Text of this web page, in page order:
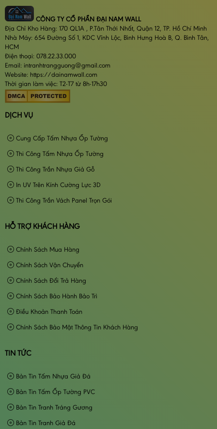
CÔNG TY CỔ PHẦN ĐẠI NAM WALL
Địa Chỉ Kho Hàng: 170 QL1A , P.Tân Thới Nhất, Quận 12, TP. Hồ Chí Minh
Nhà Máy: 654 Đường Số 1, KDC Vĩnh Lộc, Bình Hưng Hoà B, Q. Bình Tân,
HCM
Điện thoại: 078.22.33.000
Email: intranhtrangguong@gmail.com
Website: https://dainamwall.com
Thời gian làm việc: T2-T7 từ 8h-17h30
DỊCH VỤ
Cung Cấp Tấm Nhựa Ốp Tường
Thi Công Tấm Nhựa Ốp Tường
Thi Công Trần Nhựa Giả Gỗ
In UV Trên Kính Cường Lực 3D
Thi Công Trần Vách Panel Trọn Gói
HỖ TRỢ KHÁCH HÀNG
Chính Sách Mua Hàng
Chính Sách Vận Chuyển
Chính Sách Đổi Trả Hàng
Chính Sách Bảo Hành Bảo Trì
Điều Khoản Thanh Toán
Chính Sách Bảo Mật Thông Tin Khách Hàng
TIN TỨC
Bản Tin Tấm Nhựa Giả Đá
Bản Tin Tấm Ốp Tường PVC
Bản Tin Tranh Tráng Gương
Bản Tin Tranh Giả Đá